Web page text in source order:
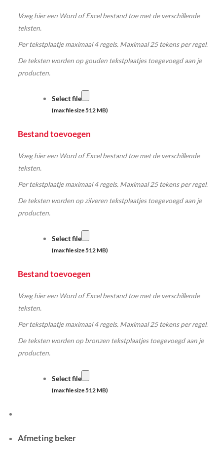
Voeg hier een Word of Excel bestand toe met de verschillende
teksten.
Per tekstplaatje maximaal 4 regels. Maximaal 25 tekens per regel.
De teksten worden op gouden tekstplaatjes toegevoegd aan je
producten.
Select file
(max file size 512 MB)
Bestand toevoegen
Voeg hier een Word of Excel bestand toe met de verschillende
teksten.
Per tekstplaatje maximaal 4 regels. Maximaal 25 tekens per regel.
De teksten worden op zilveren tekstplaatjes toegevoegd aan je
producten.
Select file
(max file size 512 MB)
Bestand toevoegen
Voeg hier een Word of Excel bestand toe met de verschillende
teksten.
Per tekstplaatje maximaal 4 regels. Maximaal 25 tekens per regel.
De teksten worden op bronzen tekstplaatjes toegevoegd aan je
producten.
Select file
(max file size 512 MB)
Afmeting beker